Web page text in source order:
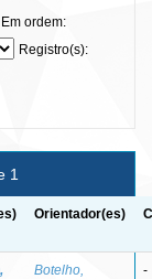
Em ordem:
Registro(s):
1
Orientador(es)
Botelho,
-